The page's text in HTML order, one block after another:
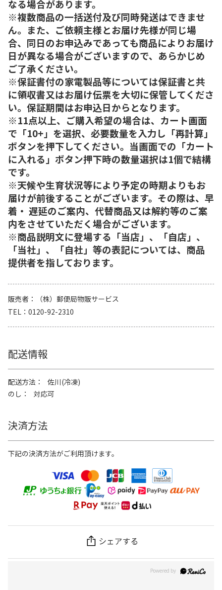
なる場合があります。
※複数商品の一括送付及び同時発送はできませ
ん。また、ご依頼主様とお届け先様が同じ場
合、同日のお申込みであっても商品によりお届け
日が異なる場合がございますので、あらかじめ
ご了承ください。
※保証書付の家電製品等については保証書と共
に領収書又はお届け伝票を大切に保管してくださ
い。保証期間はお申込日からとなります。
※11点以上、ご購入希望の場合は、カート画面
で「10+」を選択、必要数量を入力し「再計算」
ボタンを押下してください。当画面での「カート
に入れる」ボタン押下時の数量選択は1個で結構
です。
※天候や生育状況等により予定の時期よりもお
届けが前後することがございます。その際は、早
着・ 遅延のご案内、代替商品又は解約等のご案
内をさせていただく場合がございます。
※商品説明文に登場する「当店」、「自店」、
「当社」、「自社」等の表記については、商品
提供者を指しております。
販売者
（株）郵便局物販サービス
TEL
0120-92-2310
配送情報
配送方法
佐川(冷凍)
のし
対応可
決済方法
下記の決済方法がご利用頂けます。
シェアする